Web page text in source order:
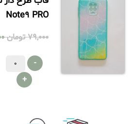
Note9 PRO
79,000 تومان
-
+